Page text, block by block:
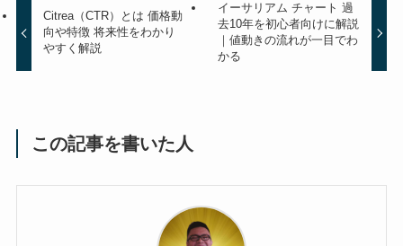
Citrea（CTR）とは 価格動
向や特徴 将来性をわかり
やすく解説
イーサリアム チャート 過
去10年を初心者向けに解説
｜値動きの流れが一目でわ
かる
この記事を書いた人